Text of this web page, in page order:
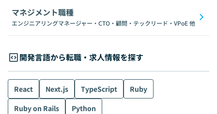
マネジメント職種
エンジニアリングマネージャー・CTO・顧問・テックリード・VPoE他
開発言語から転職・求人情報を探す
React Next.js TypeScript
Ruby
Ruby on Rails
Python